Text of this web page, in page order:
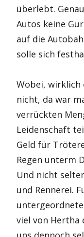
überlebt.
Autos keine
auf die
solle sich
Wobei, wirklich
nicht, da war
verrückten
Leidenschaft
Geld für
Regen unterm
Und nicht
und Rennerei.
viel von Hertha